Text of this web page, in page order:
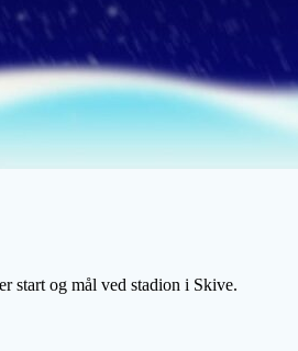
start og mål ved stadion i Skive.